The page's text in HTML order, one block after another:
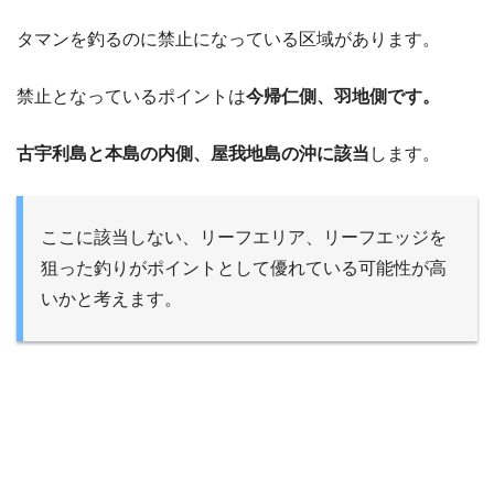
タマンを釣るのに禁止になっている区域があります。
禁止となっているポイントは今帰仁側、羽地側です。
古宇利島と本島の内側、屋我地島の沖に該当 します。
ここに該当しない、リーフエリア、リーフエッジを
狙った釣りがポイントとして優れている可能性が高
いかと考えます。